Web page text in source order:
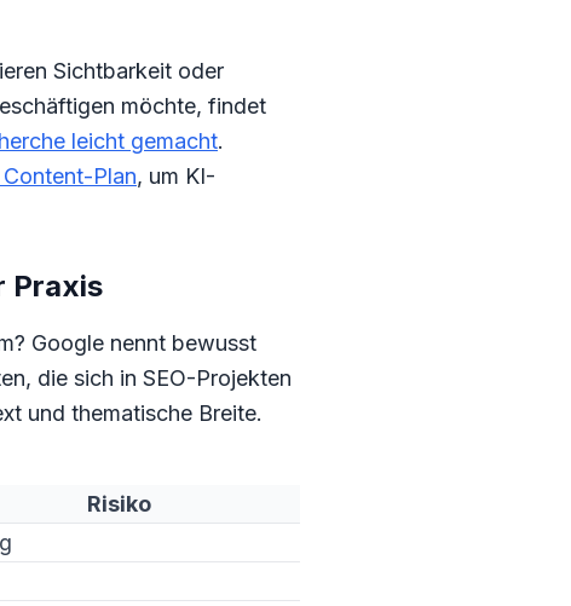
Sichtbarkeit oder
möchte, findet
leicht gemacht.
Plan, um KI-
Praxis
Google nennt bewusst
die sich in SEO-Projekten
und thematische Breite.
Risiko